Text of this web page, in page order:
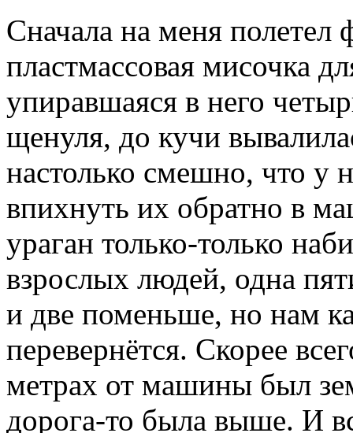
Сначала на меня полетел
пластмассовая мисочка
упиравшаяся в него
щенуля, до кучи
настолько смешно, что у
впихнуть их обратно в
ураган только-только
взрослых людей, одна
и две поменьше, но нам
перевернётся. Скорее
метрах от машины был
дорога-то была выше. И